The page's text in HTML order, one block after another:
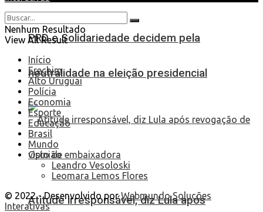
PRD e Solidariedade decidem pela
neutralidade na eleição presidencial
Atitude irresponsável, diz Lula após
Nenhum Resultado
View All Result
Início
Erechim
Alto Uruguai
Polícia
Economia
Esporte
Educação
Brasil
Mundo
Opinião
Leandro Vesoloski
Leomara Lemos Flores
© 2022 - Desenvolvido porWebmundo Soluções
Interativas